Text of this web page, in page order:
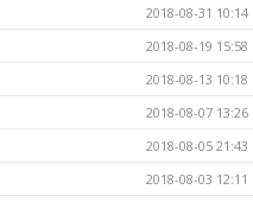
2018-08-31 10:14
2018-08-19 15:58
2018-08-13 10:18
2018-08-07 13:26
2018-08-05 21:43
2018-08-03 12:11